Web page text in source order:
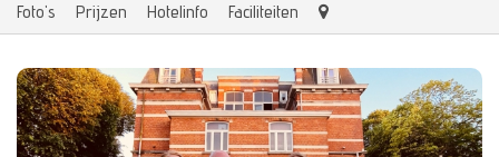
Foto's Prijzen Hotelinfo Faciliteiten